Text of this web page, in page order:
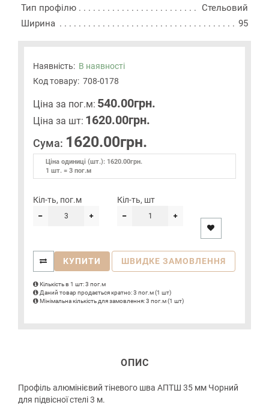
Тип профілю
Стельовий
Ширина
95
Наявність: В наявності
Код товару: 708-0178
Цiна за пог.м: 540.00грн.
Цiна за шт: 1620.00грн.
Сума: 1620.00грн.
Ціна одиниці (шт.): 1620.00грн.
1 шт. = 3 пог.м
Кіл-ть, пог.м Кіл-ть, шт
КУПИТИ ШВИДКЕ ЗАМОВЛЕННЯ
Кількість в 1 шт: 3 пог.м
Даний товар продається кратно: 3 пог.м (1 шт)
Мінімальна кількість для замовлення: 3 пог.м (1 шт)
ОПИС
Профіль алюмінієвий тіневого шва АПТШ 35 мм Чорний
для підвісної стелі 3 м.